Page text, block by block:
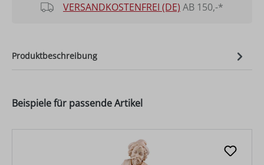
VERSANDKOSTENFREI (DE) AB 150,-*
Produktbeschreibung
Beispiele für passende Artikel